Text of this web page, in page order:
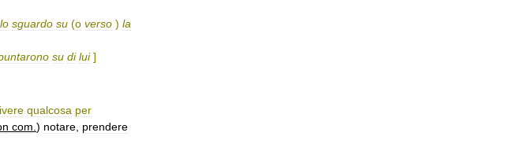
lo sguardo su (o verso ) la
su di lui]
qualcosa per
com.) notare, prendere